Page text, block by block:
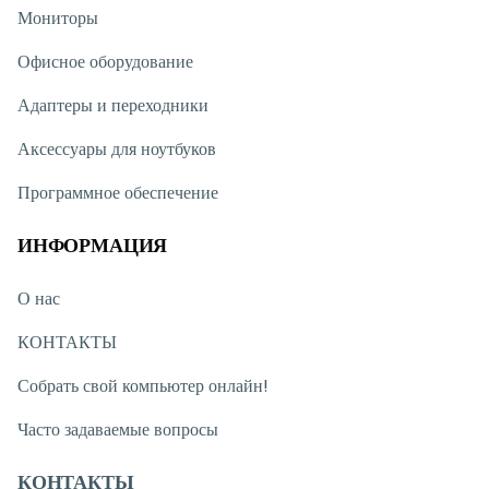
Наши специалисты работают ежедневно с 10:00 до 19:00.
можете обратиться к нам через онлайн-чат на нашем сайте.
WhatsApp.Мы стараемся отвечать на все обращения
максимально быстро.
видеть вас в нашем магазине.
Мониторы
Офисное оборудование
Адаптеры и переходники
Аксессуары для ноутбуков
Программное обеспечение
ИНФОРМАЦИЯ
О нас
КОНТАКТЫ
Собрать свой компьютер онлайн!
Часто задаваемые вопросы
КОНТАКТЫ